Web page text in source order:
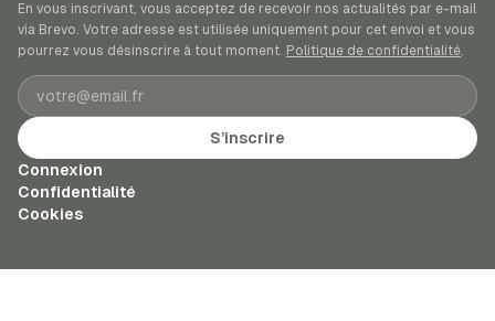
En vous inscrivant, vous acceptez de recevoir nos actualités par e-mail
via Brevo. Votre adresse est utilisée uniquement pour cet envoi et vous
pourrez vous désinscrire à tout moment. Politique de confidentialité.
Adresse e-mail
S’inscrire
Connexion
Confidentialité
Cookies